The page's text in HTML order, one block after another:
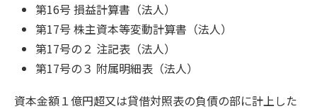
第16号 損益計算書（法人）
第17号 株主資本等変動計算書（法人）
第17号の２ 注記表（法人）
第17号の３ 附属明細表（法人）
資本金額１億円超又は貸借対照表の負債の部に計上した